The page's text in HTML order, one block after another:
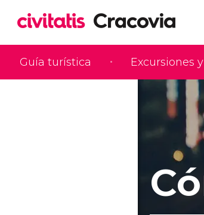
Guía turística Excursiones